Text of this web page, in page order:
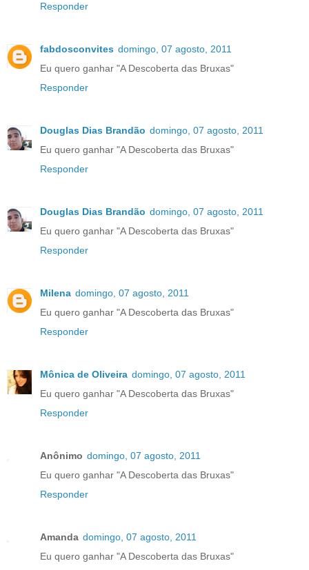
Responder
fabdosconvites domingo, 07 agosto, 2011
Eu quero ganhar "A Descoberta das Bruxas"
Responder
Douglas Dias Brandão domingo, 07 agosto, 2011
Eu quero ganhar "A Descoberta das Bruxas"
Responder
Douglas Dias Brandão domingo, 07 agosto, 2011
Eu quero ganhar "A Descoberta das Bruxas"
Responder
Milena domingo, 07 agosto, 2011
Eu quero ganhar "A Descoberta das Bruxas"
Responder
Mônica de Oliveira domingo, 07 agosto, 2011
Eu quero ganhar "A Descoberta das Bruxas"
Responder
Anônimo domingo, 07 agosto, 2011
Eu quero ganhar "A Descoberta das Bruxas"
Responder
Amanda domingo, 07 agosto, 2011
Eu quero ganhar "A Descoberta das Bruxas"